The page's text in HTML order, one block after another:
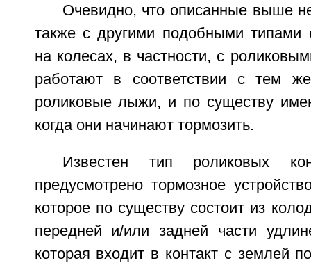
Очевидно, что описанные выше
также с другими подобными типами
на колесах, в частности, с
работают в соответствии с тем
роликовые лыжи, и по существу
когда они начинают тормозить.
Известен тип роликовых
предусмотрено тормозное
которое по существу состоит из
передней и/или задней части
которая входит в контакт с землей